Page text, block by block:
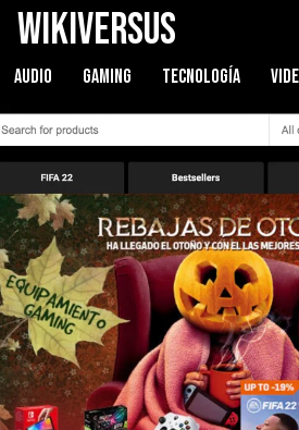
WikiVersus
AUDIO GAMING TECNOLOGÍA